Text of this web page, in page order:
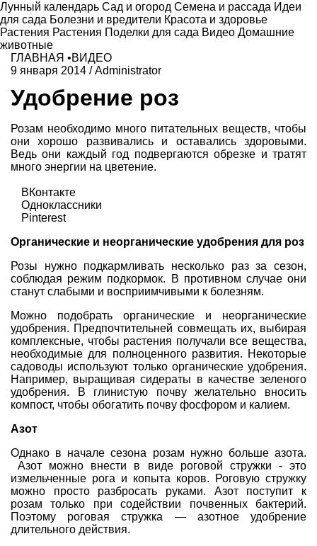
Лунный календарь Сад и огород Семена и рассада Идеи
для сада Болезни и вредители Красота и здоровье
Растения Растения Поделки для сада Видео Домашние
животные
ГЛАВНАЯ •ВИДЕО
9 января 2014 /Administrator
Удобрение роз
Розам необходимо много питательных веществ, чтобы
они хорошо развивались и оставались здоровыми.
Ведь они каждый год подвергаются обрезке и тратят
много энергии на цветение.
ВКонтакте
Одноклассники
Pinterest
Органические и неорганические удобрения для роз
Розы нужно подкармливать несколько раз за сезон,
соблюдая режим подкормок. В противном случае они
станут слабыми и восприимчивыми к болезням.
Можно подобрать органические и неорганические
удобрения. Предпочтительней совмещать их, выбирая
комплексные, чтобы растения получали все вещества,
необходимые для полноценного развития. Некоторые
садоводы используют только органические удобрения.
Например, выращивая сидераты в качестве зеленого
удобрения. В глинистую почву желательно вносить
компост, чтобы обогатить почву фосфором и калием.
Азот
Однако в начале сезона розам нужно больше азота.
Азот можно внести в виде роговой стружки - это
измельченные рога и копыта коров. Роговую стружку
можно просто разбросать руками. Азот поступит к
розам только при содействии почвенных бактерий.
Поэтому роговая стружка — азотное удобрение
длительного действия.